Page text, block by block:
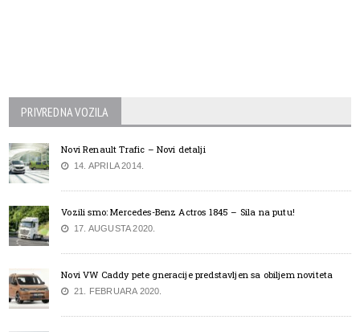
PRIVREDNA VOZILA
Novi Renault Trafic – Novi detalji
14. APRILA 2014.
Vozili smo: Mercedes-Benz Actros 1845 – Sila na putu!
17. AUGUSTA 2020.
Novi VW Caddy pete gneracije predstavljen sa obiljem noviteta
21. FEBRUARA 2020.